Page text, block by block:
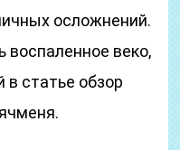
осложнений.
воспаленное веко,
статье обзор